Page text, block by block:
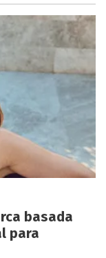
basada
para